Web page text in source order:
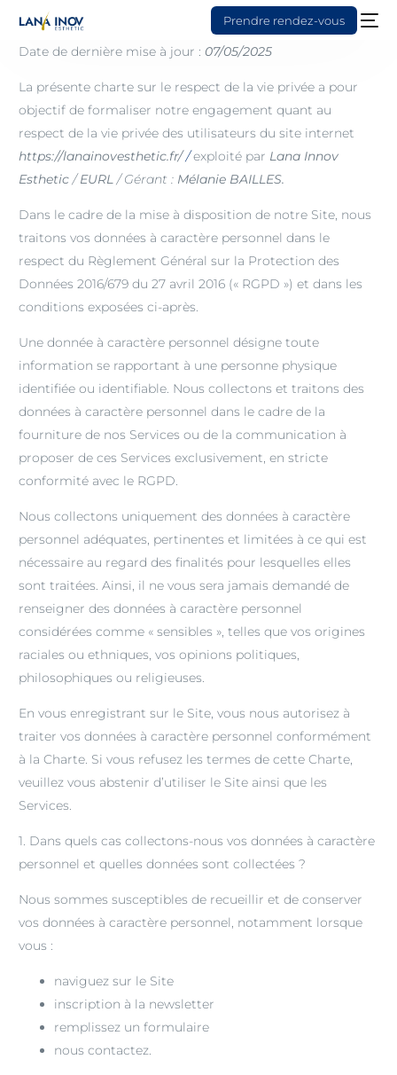
Prendre rendez-vous
Date de dernière mise à jour : 07/05/2025
La présente charte sur le respect de la vie privée a pour
objectif de formaliser notre engagement quant au
respect de la vie privée des utilisateurs du site internet
https://lanainovesthetic.fr/ /exploité par Lana Innov
Esthetic/EURL/ Gérant : Mélanie BAILLES.
Dans le cadre de la mise à disposition de notre Site, nous
traitons vos données à caractère personnel dans le
respect du Règlement Général sur la Protection des
Données 2016/679 du 27 avril 2016 (« RGPD ») et dans les
conditions exposées ci-après.
Une donnée à caractère personnel désigne toute
information se rapportant à une personne physique
identifiée ou identifiable. Nous collectons et traitons des
données à caractère personnel dans le cadre de la
fourniture de nos Services ou de la communication à
proposer de ces Services exclusivement, en stricte
conformité avec le RGPD.
Nous collectons uniquement des données à caractère
personnel adéquates, pertinentes et limitées à ce qui est
nécessaire au regard des finalités pour lesquelles elles
sont traitées. Ainsi, il ne vous sera jamais demandé de
renseigner des données à caractère personnel
considérées comme « sensibles », telles que vos origines
raciales ou ethniques, vos opinions politiques,
philosophiques ou religieuses.
En vous enregistrant sur le Site, vous nous autorisez à
traiter vos données à caractère personnel conformément
à la Charte. Si vous refusez les termes de cette Charte,
veuillez vous abstenir d’utiliser le Site ainsi que les
Services.
1. Dans quels cas collectons-nous vos données à caractère
personnel et quelles données sont collectées ?
Nous sommes susceptibles de recueillir et de conserver
vos données à caractère personnel, notamment lorsque
vous :
naviguez sur le Site
inscription à la newsletter
remplissez un formulaire
nous contactez.